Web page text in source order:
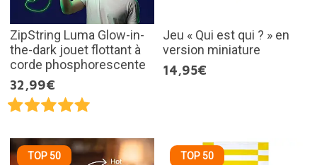
ZipString Luma Glow-in-
the-dark jouet flottant à
corde phosphorescente
32,99€
Jeu « Qui est qui ? » en
version miniature
14,95€
TOP 50 TOP 50